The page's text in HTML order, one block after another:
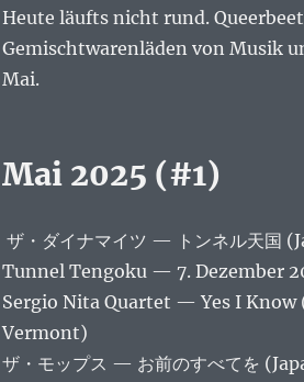
Heute läufts nicht rund.
Gemischtwarenläden von Musik
Mai.
Mai 2025 (#1)
ザ・ダイナマイツ — トンネル天国
Tunnel Tengoku — 7. Dezember
Sergio Nita Quartet — Yes I
Vermont)
ザ・モップス — お前のすべてを